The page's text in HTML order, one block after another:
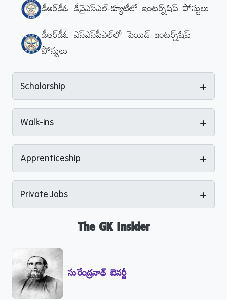
డీఆర్‌డీఓ డీవైఎస్‌ఎల్‌-క్యూటీలో ఇంటర్న్‌షిప్‌ పోస్టులు
డీఆర్‌డీఓ ఎస్‌ఎస్‌పీఎల్‌లో పెయిడ్‌ ఇంటర్న్‌షిప్‌
పోస్టులు
Scholorship +
Walk-ins +
Apprenticeship +
Private Jobs +
The GK Insider
సురేంద్రనాథ్‌ బెనర్జీ